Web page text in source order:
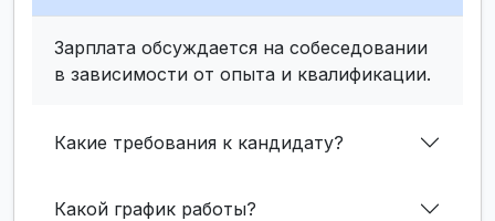
Зарплата обсуждается на собеседовании
в зависимости от опыта и квалификации.
Какие требования к кандидату?
Какой график работы?